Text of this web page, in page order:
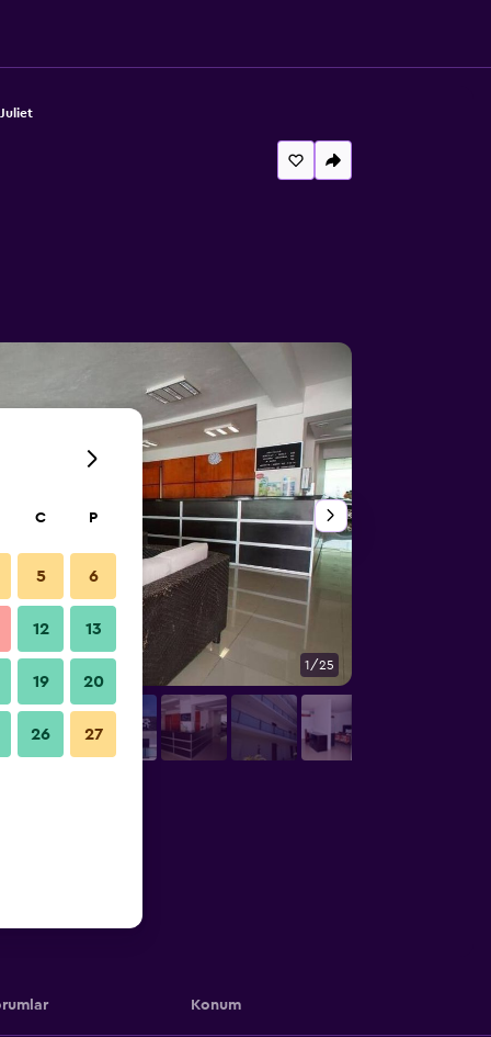
1/25
Konum
C P
5 6
12 13
19 20
26 27